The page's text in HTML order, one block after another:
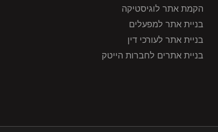
הקמת אתר לוגיסטיקה
בניית אתר למפעלים
בניית אתר לעורכי דין
בניית אתרים לחברות הייטק